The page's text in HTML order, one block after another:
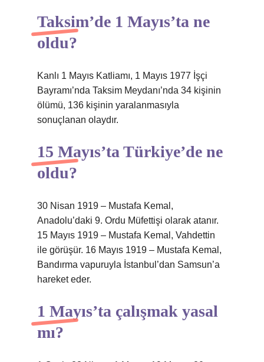
Taksim’de 1 Mayıs’ta ne
oldu?
Kanlı 1 Mayıs Katliamı, 1 Mayıs 1977 İşçi
Bayramı’nda Taksim Meydanı’nda 34 kişinin
ölümü, 136 kişinin yaralanmasıyla
sonuçlanan olaydır.
15 Mayıs’ta Türkiye’de ne
oldu?
30 Nisan 1919 – Mustafa Kemal,
Anadolu’daki 9. Ordu Müfettişi olarak atanır.
15 Mayıs 1919 – Mustafa Kemal, Vahdettin
ile görüşür. 16 Mayıs 1919 – Mustafa Kemal,
Bandırma vapuruyla İstanbul’dan Samsun’a
hareket eder.
1 Mayıs’ta çalışmak yasal
mı?